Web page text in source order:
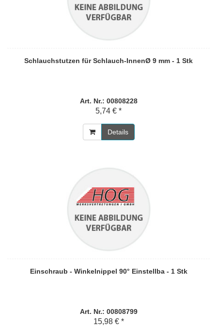
Schlauchstutzen für Schlauch-InnenØ 9 mm - 1 Stk
Art. Nr.: 00808228
5,74 € *
Details
Einschraub - Winkelnippel 90° Einstellba - 1 Stk
Art. Nr.: 00808799
15,98 € *